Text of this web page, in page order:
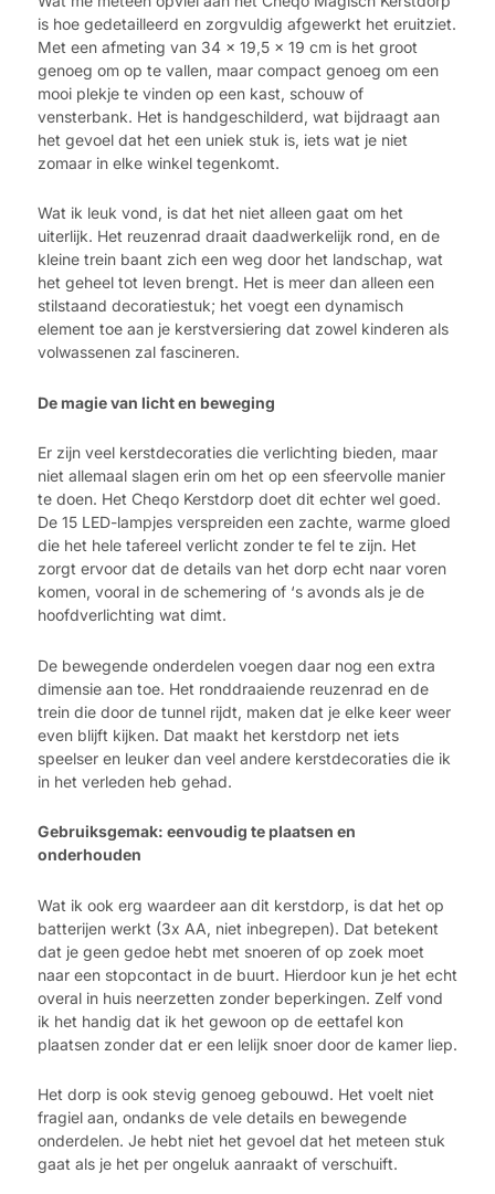
is hoe gedetailleerd en zorgvuldig afgewerkt het eruitziet.
Met een afmeting van 34 x 19,5 x 19 cm is het groot
genoeg om op te vallen, maar compact genoeg om een
mooi plekje te vinden op een kast, schouw of
vensterbank. Het is handgeschilderd, wat bijdraagt aan
het gevoel dat het een uniek stuk is, iets wat je niet
zomaar in elke winkel tegenkomt.
Wat ik leuk vond, is dat het niet alleen gaat om het
uiterlijk. Het reuzenrad draait daadwerkelijk rond, en de
kleine trein baant zich een weg door het landschap, wat
het geheel tot leven brengt. Het is meer dan alleen een
stilstaand decoratiestuk; het voegt een dynamisch
element toe aan je kerstversiering dat zowel kinderen als
volwassenen zal fascineren.
De magie van licht en beweging
Er zijn veel kerstdecoraties die verlichting bieden, maar
niet allemaal slagen erin om het op een sfeervolle manier
te doen. Het Cheqo Kerstdorp doet dit echter wel goed.
De 15 LED-lampjes verspreiden een zachte, warme gloed
die het hele tafereel verlicht zonder te fel te zijn. Het
zorgt ervoor dat de details van het dorp echt naar voren
komen, vooral in de schemering of ‘s avonds als je de
hoofdverlichting wat dimt.
De bewegende onderdelen voegen daar nog een extra
dimensie aan toe. Het ronddraaiende reuzenrad en de
trein die door de tunnel rijdt, maken dat je elke keer weer
even blijft kijken. Dat maakt het kerstdorp net iets
speelser en leuker dan veel andere kerstdecoraties die ik
in het verleden heb gehad.
Gebruiksgemak: eenvoudig te plaatsen en
onderhouden
Wat ik ook erg waardeer aan dit kerstdorp, is dat het op
batterijen werkt (3x AA, niet inbegrepen). Dat betekent
dat je geen gedoe hebt met snoeren of op zoek moet
naar een stopcontact in de buurt. Hierdoor kun je het echt
overal in huis neerzetten zonder beperkingen. Zelf vond
ik het handig dat ik het gewoon op de eettafel kon
plaatsen zonder dat er een lelijk snoer door de kamer liep.
Het dorp is ook stevig genoeg gebouwd. Het voelt niet
fragiel aan, ondanks de vele details en bewegende
onderdelen. Je hebt niet het gevoel dat het meteen stuk
gaat als je het per ongeluk aanraakt of verschuift.